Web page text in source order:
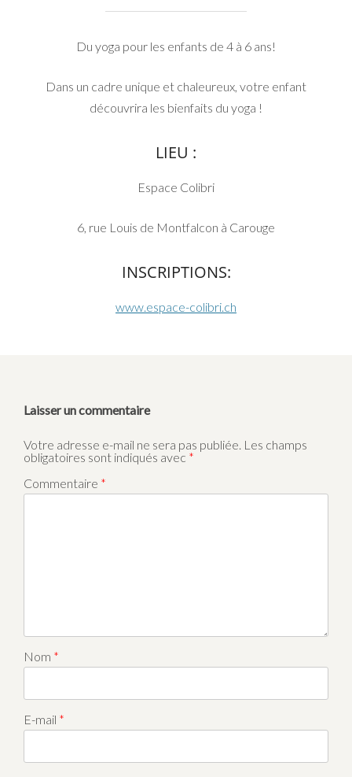
Du yoga pour les enfants de 4 à 6 ans!
Dans un cadre unique et chaleureux, votre enfant
découvrira les bienfaits du yoga !
LIEU :
Espace Colibri
6, rue Louis de Montfalcon à Carouge
INSCRIPTIONS:
www.espace-colibri.ch
Laisser un commentaire
Votre adresse e-mail ne sera pas publiée. Les champs
obligatoires sont indiqués avec *
Commentaire *
Nom *
E-mail *